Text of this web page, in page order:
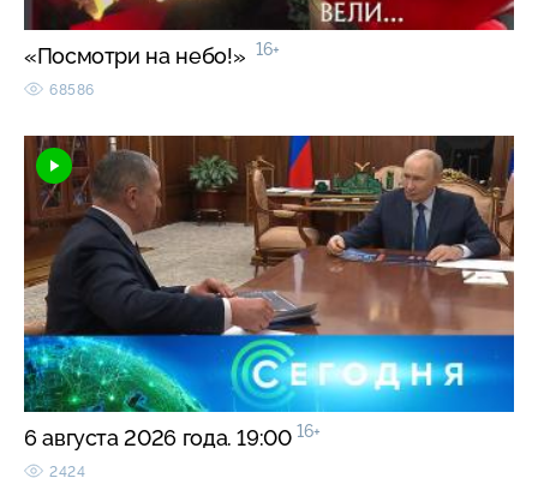
«Посмотри на небо!» 16+
68586
6 августа 2026 года. 19:00 16+
2424